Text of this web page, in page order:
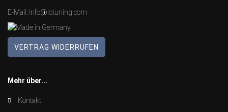
E-Mail: info@iotuning.com
VERTRAG WIDERRUFEN
Mehr über...
Kontakt